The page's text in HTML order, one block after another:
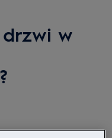
w
w piekarniku